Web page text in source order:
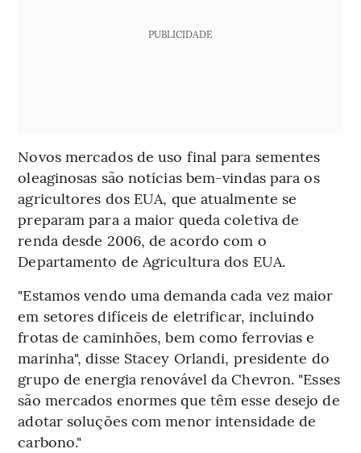
PUBLICIDADE
Novos mercados de uso final para sementes
oleaginosas são notícias bem-vindas para os
agricultores dos EUA, que atualmente se
preparam para a maior queda coletiva de
renda desde 2006, de acordo com o
Departamento de Agricultura dos EUA.
"Estamos vendo uma demanda cada vez maior
em setores difíceis de eletrificar, incluindo
frotas de caminhões, bem como ferrovias e
marinha", disse Stacey Orlandi, presidente do
grupo de energia renovável da Chevron. "Esses
são mercados enormes que têm esse desejo de
adotar soluções com menor intensidade de
carbono."